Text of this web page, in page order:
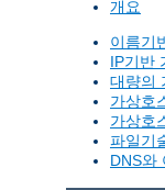
개요
이름기
IP기반
대량의
가상호
가상호
파일기
DNS와